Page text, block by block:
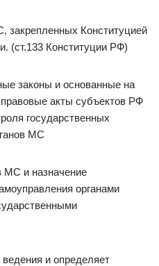
закрепленных Конституцией
(ст.133 Конституции РФ)
законы и основанные на
акты субъектов РФ
государственных
МС
МС и назначение
органами
и определяет